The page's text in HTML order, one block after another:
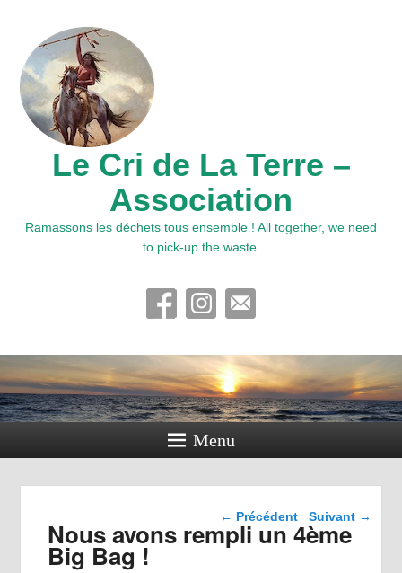
Le Cri de La Terre –
Association
Ramassons les déchets tous ensemble ! All together, we need
to pick-up the waste.
Menu
Navigation dans les
articles
← Précédent Suivant →
Nous avons rempli un 4ème
Big Bag !